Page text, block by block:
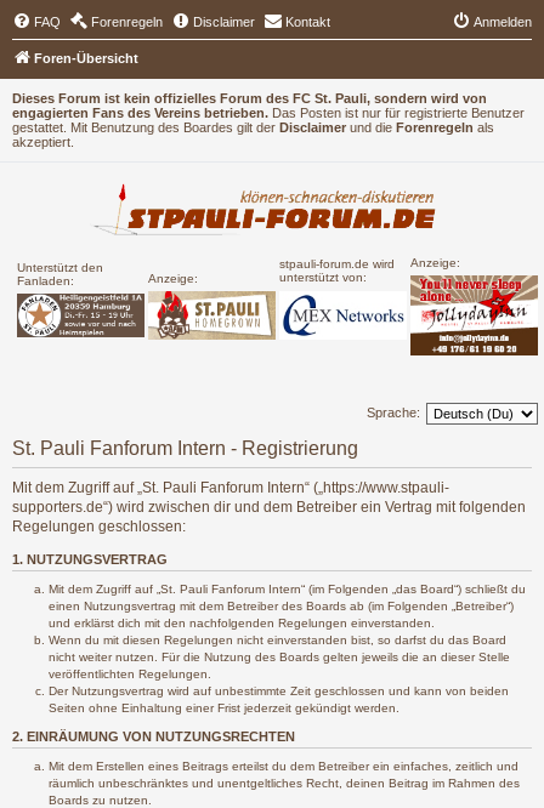
Dieses Forum ist kein offizielles Forum des FC St. Pauli, sondern wird von
engagierten Fans des Vereins betrieben. Das Posten ist nur für registrierte Benutzer
gestattet. Mit Benutzung des Boardes gilt der Disclaimer und die Forenregeln als
akzeptiert.
Unterstützt den
Fanladen:
Anzeige:
stpauli-forum.de wird
unterstützt von:
Anzeige:
FAQ Forenregeln Disclaimer Kontakt Anmelden
Foren-Übersicht
Sprache:
St. Pauli Fanforum Intern - Registrierung
Mit dem Zugriff auf „St. Pauli Fanforum Intern“ („https://www.stpauli-
supporters.de“) wird zwischen dir und dem Betreiber ein Vertrag mit folgenden
Regelungen geschlossen:
1. NUTZUNGSVERTRAG
Mit dem Zugriff auf „St. Pauli Fanforum Intern“ (im Folgenden „das Board“) schließt du
einen Nutzungsvertrag mit dem Betreiber des Boards ab (im Folgenden „Betreiber“)
und erklärst dich mit den nachfolgenden Regelungen einverstanden.
Wenn du mit diesen Regelungen nicht einverstanden bist, so darfst du das Board
nicht weiter nutzen. Für die Nutzung des Boards gelten jeweils die an dieser Stelle
veröffentlichten Regelungen.
Der Nutzungsvertrag wird auf unbestimmte Zeit geschlossen und kann von beiden
Seiten ohne Einhaltung einer Frist jederzeit gekündigt werden.
2. EINRÄUMUNG VON NUTZUNGSRECHTEN
Mit dem Erstellen eines Beitrags erteilst du dem Betreiber ein einfaches, zeitlich und
räumlich unbeschränktes und unentgeltliches Recht, deinen Beitrag im Rahmen des
Boards zu nutzen.